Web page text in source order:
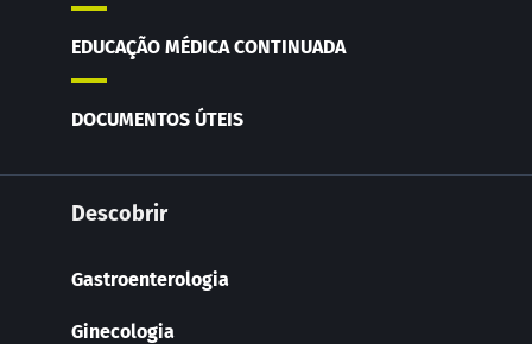
EDUCAÇÃO MÉDICA CONTINUADA
DOCUMENTOS ÚTEIS
Descobrir
Gastroenterologia
Ginecologia